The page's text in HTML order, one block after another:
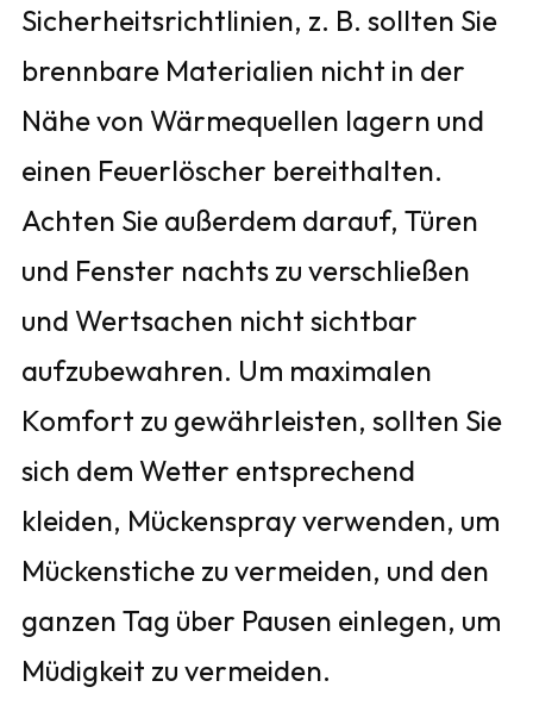
Sicherheitsrichtlinien, z. B. sollten Sie
brennbare Materialien nicht in der
Nähe von Wärmequellen lagern und
einen Feuerlöscher bereithalten.
Achten Sie außerdem darauf, Türen
und Fenster nachts zu verschließen
und Wertsachen nicht sichtbar
aufzubewahren. Um maximalen
Komfort zu gewährleisten, sollten Sie
sich dem Wetter entsprechend
kleiden, Mückenspray verwenden, um
Mückenstiche zu vermeiden, und den
ganzen Tag über Pausen einlegen, um
Müdigkeit zu vermeiden.